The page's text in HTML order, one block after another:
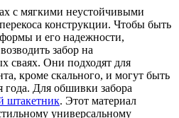
с мягкими неустойчивыми
конструкции. Чтобы быть
и его надежности,
забор на
сваях. Они подходят для
кроме скального, и могут быть
года. Для обшивки забора
штакетник. Этот материал
универсальному